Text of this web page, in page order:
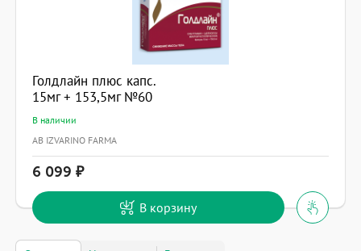
Голдлайн плюс капс.
15мг + 153,5мг №60
В наличии
AB IZVARINO FARMA
6 099
В корзину